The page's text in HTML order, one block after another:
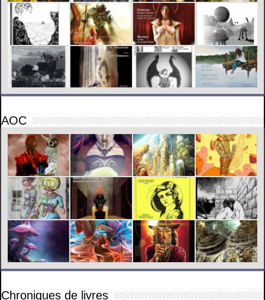
AOC
Chroniques de livres